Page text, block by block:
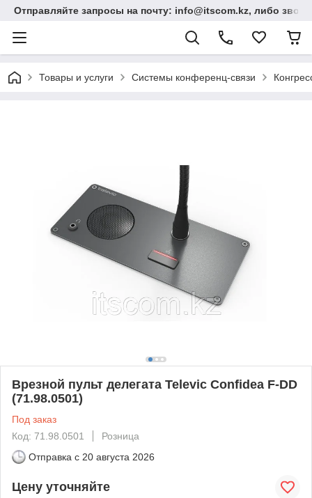
Отправляйте запросы на почту: info@itscom.kz, либо
Товары и услуги Системы конференц-связи
Врезной пульт делегата Televic Confidea F-DD
(71.98.0501)
Под заказ
Код: 71.98.0501
Розница
Отправка с 20 августа 2026
Цену уточняйте